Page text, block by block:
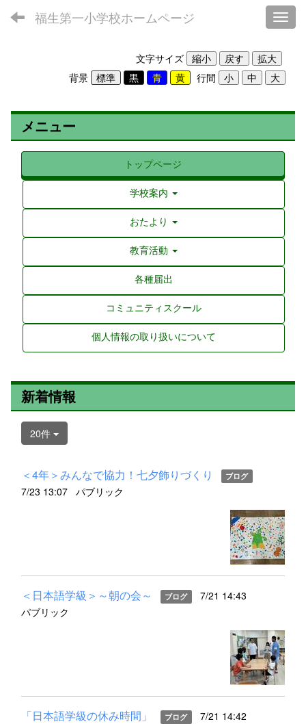
福生第一小学校ホームページ
文字サイズ
背景
行間
メニュー
トップページ
学校案内
おたより
教育活動
各種届出
コミュニティスクール
個人情報の取り扱いについて
新着情報
20件
＜4年＞みんなで協力！七夕飾りづくり ブログ
7/23 13:07 パブリック
＜日本語学級＞～朝の会～ ブログ
7/21 14:43
パブリック
「日本語学級の休み時間」 ブログ
7/21 14:42